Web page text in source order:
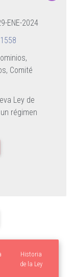
ENE-2024
Comité
Ley de
régimen
Historia
de la Ley